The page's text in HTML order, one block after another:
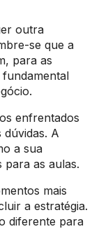
outra
se que a
para as
fundamental
enfrentados
A
a sua
para as aulas.
mais
a estratégia.
diferente para